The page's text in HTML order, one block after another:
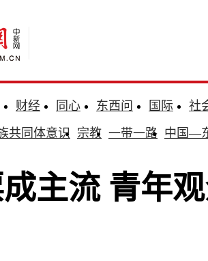
财经 同心 东西问 国际
社
共同体意识
宗教 一带一路 中国—
主流 青年